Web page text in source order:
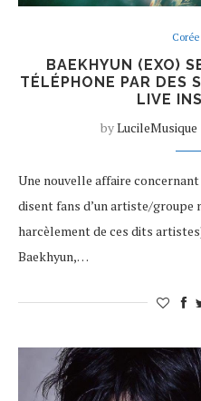
BAEKHYUN (EXO)
TÉLÉPHONE PAR DES
LIVE
byLucileMusique
Une nouvelle affaire
disent fans d’un artiste/groupe
harcèlement de ces dits
Baekhyun,…